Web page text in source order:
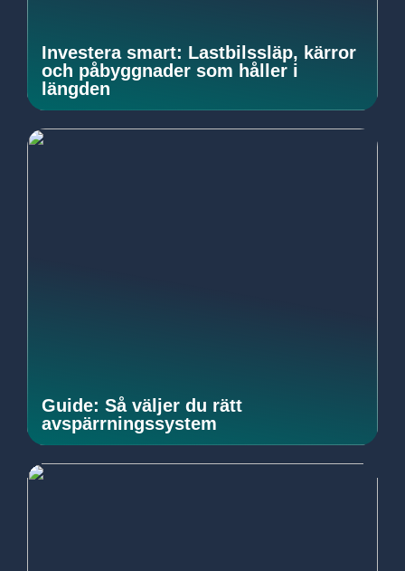
Investera smart: Lastbilssläp, kärror
och påbyggnader som håller i
längden
Guide: Så väljer du rätt
avspärrningssystem